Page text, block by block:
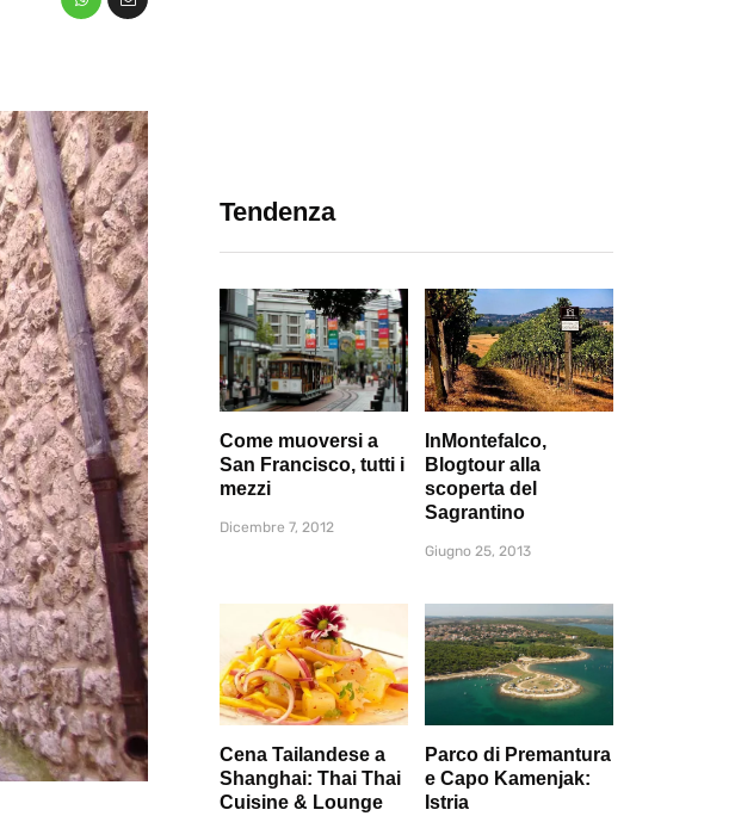
Tendenza
Come muoversi a
San Francisco, tutti i
mezzi
Dicembre 7, 2012
InMontefalco,
Blogtour alla
scoperta del
Sagrantino
Giugno 25, 2013
Cena Tailandese a
Shanghai: Thai Thai
Cuisine & Lounge
Parco di Premantura
e Capo Kamenjak:
Istria